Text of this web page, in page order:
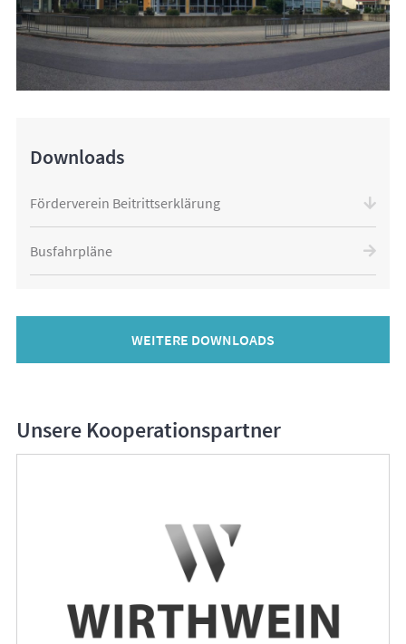
Downloads
Förderverein Beitrittserklärung
Busfahrpläne
WEITERE DOWNLOADS
Unsere Kooperationspartner